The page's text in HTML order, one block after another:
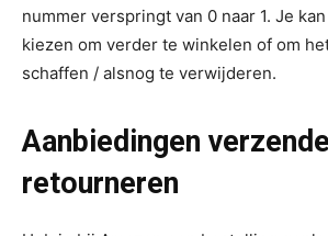
nummer verspringt van 0 naar 1. Je
kiezen om verder te winkelen of om
schaffen / alsnog te verwijderen.
Aanbiedingen
retourneren